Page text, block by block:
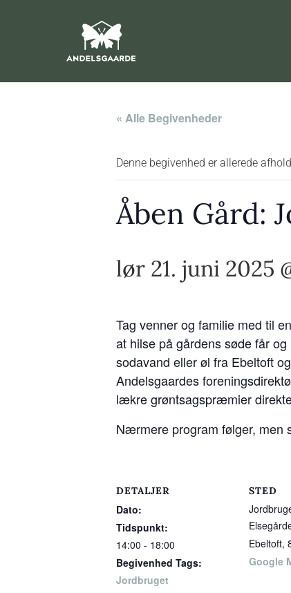
« Alle Begivenheder
Denne begivenhed er allerede
Åben Gård:
lør 21. juni 2025
Tag venner og familie med til
at hilse på gårdens søde får
sodavand eller øl fra Ebeltoft
Andelsgaardes
lækre grøntsagspræmier
Nærmere program følger, men
DETALJER
Dato:
Tidspunkt:
14:00 - 18:00
Begivenhed Tags:
Jordbruget
STED
Ebeltoft,
Google